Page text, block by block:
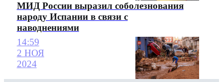
МИД России выразил соболезнования
народу Испании в связи с
наводнениями
14:59
2 НОЯ
2024